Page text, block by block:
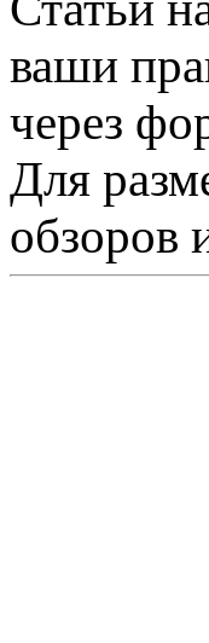
ваши
через
Для
обзоров